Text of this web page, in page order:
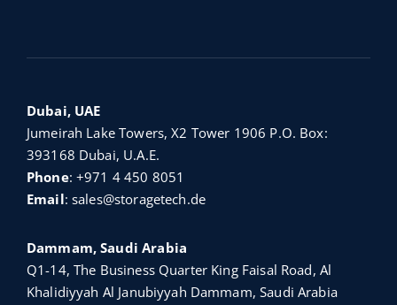
Dubai, UAE
Jumeirah Lake Towers, X2 Tower 1906 P.O. Box:
393168 Dubai, U.A.E.
Phone:+971 4 450 8051
Email:sales@storagetech.de
Dammam, Saudi Arabia
Q1-14, The Business Quarter King Faisal Road, Al
Khalidiyyah Al Janubiyyah Dammam, Saudi Arabia